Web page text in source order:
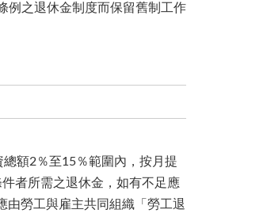
例之退休金制度而保留舊制工作
額2％至15％範圍內，按月提
者所需之退休金，如有不足應
由勞工與雇主共同組織「勞工退